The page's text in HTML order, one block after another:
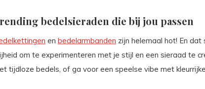
bedelsieraden die bij jou passen
en bedelarmbanden zijn helemaal hot! En
om te experimenteren met je stijl en een sieraad te
tijdloze bedels, of ga voor een speelse vibe met